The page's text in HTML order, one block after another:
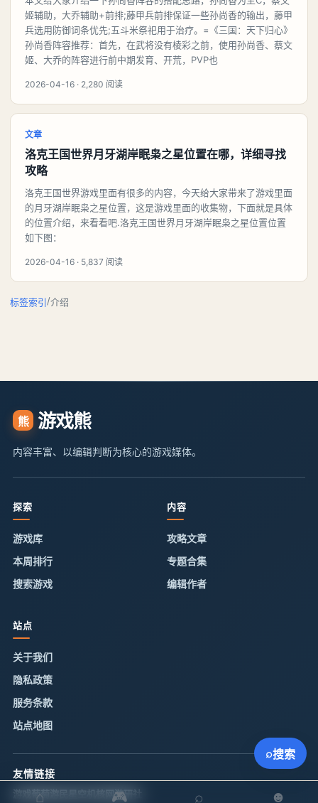
姬辅助，大乔辅助+前排;藤甲兵前排保证一些孙尚香的输出，藤甲
兵选用防御词条优先;五斗米祭祀用于治疗。=《三国：天下归心》
孙尚香阵容推荐：首先，在武将没有棱彩之前，使用孙尚香、蔡文
姬、大乔的阵容进行前中期发育、开荒，PVP也
2026-04-16 · 2,280 阅读
文章
洛克王国世界月牙湖岸眠枭之星位置在哪，详细寻找
攻略
洛克王国世界游戏里面有很多的内容，今天给大家带来了游戏里面
的月牙湖岸眠枭之星位置，这是游戏里面的收集物，下面就是具体
的位置介绍，来看看吧.洛克王国世界月牙湖岸眠枭之星位置位置
如下图：
2026-04-16 · 5,837 阅读
标签索引/介绍
熊 游戏熊
内容丰富、以编辑判断为核心的游戏媒体。
探索
游戏库
本周排行
搜索游戏
内容
攻略文章
专题合集
编辑作者
站点
关于我们
隐私政策
服务条款
站点地图
友情链接
游戏葡萄 机核网游研社
⌂ 🎮 ⌕ ☻
⌕搜索